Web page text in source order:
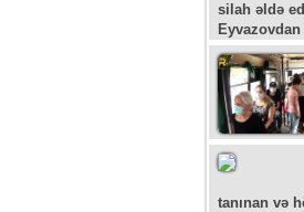
silah əldə
Eyvazovdan
tanınan və